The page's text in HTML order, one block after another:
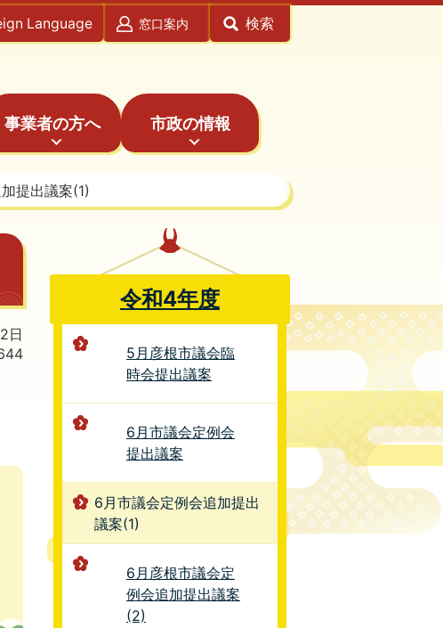
Language 窓口案内 検索
事業者の方へ 市政の情報
提出議案(1)
日
令和4年度
5月彦根市議会臨
時会提出議案
6月市議会定例会
提出議案
6月市議会定例会追加提出
議案(1)
6月彦根市議会定
例会追加提出議案
(2)